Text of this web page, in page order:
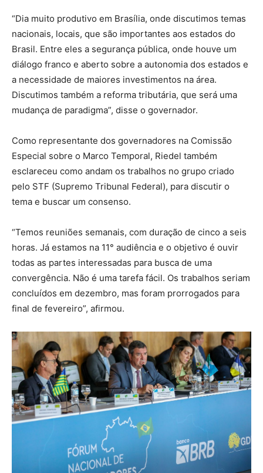
“Dia muito produtivo em Brasília, onde discutimos temas
nacionais, locais, que são importantes aos estados do
Brasil. Entre eles a segurança pública, onde houve um
diálogo franco e aberto sobre a autonomia dos estados e
a necessidade de maiores investimentos na área.
Discutimos também a reforma tributária, que será uma
mudança de paradigma”, disse o governador.
Como representante dos governadores na Comissão
Especial sobre o Marco Temporal, Riedel também
esclareceu como andam os trabalhos no grupo criado
pelo STF (Supremo Tribunal Federal), para discutir o
tema e buscar um consenso.
“Temos reuniões semanais, com duração de cinco a seis
horas. Já estamos na 11° audiência e o objetivo é ouvir
todas as partes interessadas para busca de uma
convergência. Não é uma tarefa fácil. Os trabalhos seriam
concluídos em dezembro, mas foram prorrogados para
final de fevereiro”, afirmou.